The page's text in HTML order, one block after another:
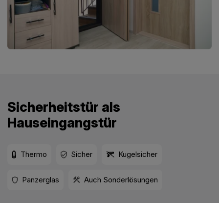
Sicherheitstür als
Hauseingangstür
Thermo Sicher Kugelsicher
Panzerglas Auch Sonderlösungen